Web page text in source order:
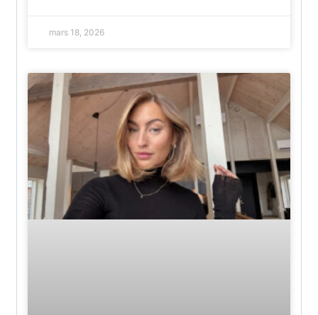
mars 18, 2026